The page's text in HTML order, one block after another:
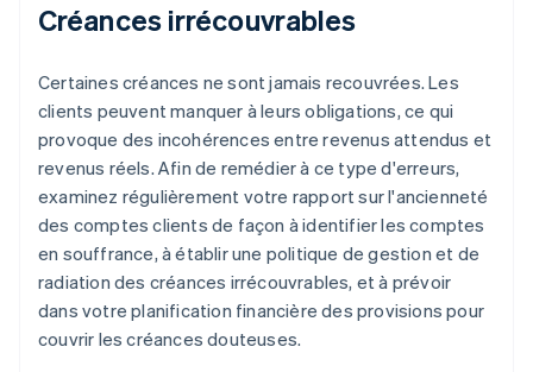
Créances irrécouvrables
Certaines créances ne sont jamais recouvrées. Les
clients peuvent manquer à leurs obligations, ce qui
provoque des incohérences entre revenus attendus et
revenus réels. Afin de remédier à ce type d'erreurs,
examinez régulièrement votre rapport sur l'ancienneté
des comptes clients de façon à identifier les comptes
en souffrance, à établir une politique de gestion et de
radiation des créances irrécouvrables, et à prévoir
dans votre planification financière des provisions pour
couvrir les créances douteuses.